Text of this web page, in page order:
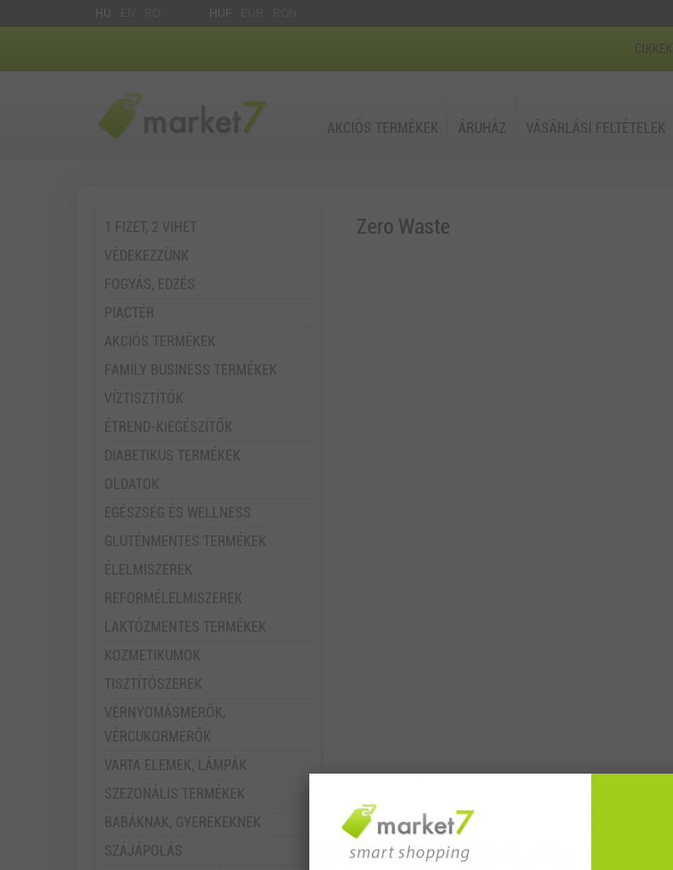
HU HUF
CIKKEK
AKCIÓS TERMÉKEK ÁRUHÁZ VÁSÁRLÁSI FELTÉTELEK
1 FIZET, 2 VIHET
VÉDEKEZZÜNK
FOGYÁS, EDZÉS
PIACTÉR
AKCIÓS TERMÉKEK
FAMILY BUSINESS TERMÉKEK
VÍZTISZTÍTÓK
ÉTREND-KIEGÉSZÍTŐK
DIABETIKUS TERMÉKEK
OLDATOK
EGÉSZSÉG ÉS WELLNESS
GLUTÉNMENTES TERMÉKEK
ÉLELMISZEREK
REFORMÉLELMISZEREK
LAKTÓZMENTES TERMÉKEK
KOZMETIKUMOK
TISZTÍTÓSZEREK
VÉRNYOMÁSMÉRŐK,
VÉRCUKORMÉRŐK
VARTA ELEMEK, LÁMPÁK
SZEZONÁLIS TERMÉKEK
BABÁKNAK, GYEREKEKNEK
SZÁJÁPOLÁS
Zero Waste